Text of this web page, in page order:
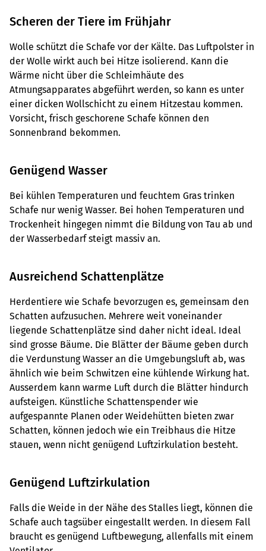
Scheren der Tiere im Frühjahr
Wolle schützt die Schafe vor der Kälte. Das Luftpolster in
der Wolle wirkt auch bei Hitze isolierend. Kann die
Wärme nicht über die Schleimhäute des
Atmungsapparates abgeführt werden, so kann es unter
einer dicken Wollschicht zu einem Hitzestau kommen.
Vorsicht, frisch geschorene Schafe können den
Sonnenbrand bekommen.
Genügend Wasser
Bei kühlen Temperaturen und feuchtem Gras trinken
Schafe nur wenig Wasser. Bei hohen Temperaturen und
Trockenheit hingegen nimmt die Bildung von Tau ab und
der Wasserbedarf steigt massiv an.
Ausreichend Schattenplätze
Herdentiere wie Schafe bevorzugen es, gemeinsam den
Schatten aufzusuchen. Mehrere weit voneinander
liegende Schattenplätze sind daher nicht ideal. Ideal
sind grosse Bäume. Die Blätter der Bäume geben durch
die Verdunstung Wasser an die Umgebungsluft ab, was
ähnlich wie beim Schwitzen eine kühlende Wirkung hat.
Ausserdem kann warme Luft durch die Blätter hindurch
aufsteigen. Künstliche Schattenspender wie
aufgespannte Planen oder Weidehütten bieten zwar
Schatten, können jedoch wie ein Treibhaus die Hitze
stauen, wenn nicht genügend Luftzirkulation besteht.
Genügend Luftzirkulation
Falls die Weide in der Nähe des Stalles liegt, können die
Schafe auch tagsüber eingestallt werden. In diesem Fall
braucht es genügend Luftbewegung, allenfalls mit einem